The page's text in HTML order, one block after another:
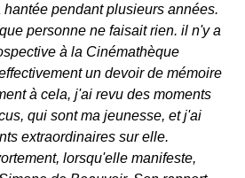
pendant plusieurs années.
personne ne faisait rien. il n'y a
à la Cinémathèque
un devoir de mémoire
à cela, j'ai revu des moments
qui sont ma jeunesse, et j'ai
extraordinaires sur elle.
lorsqu'elle manifeste,